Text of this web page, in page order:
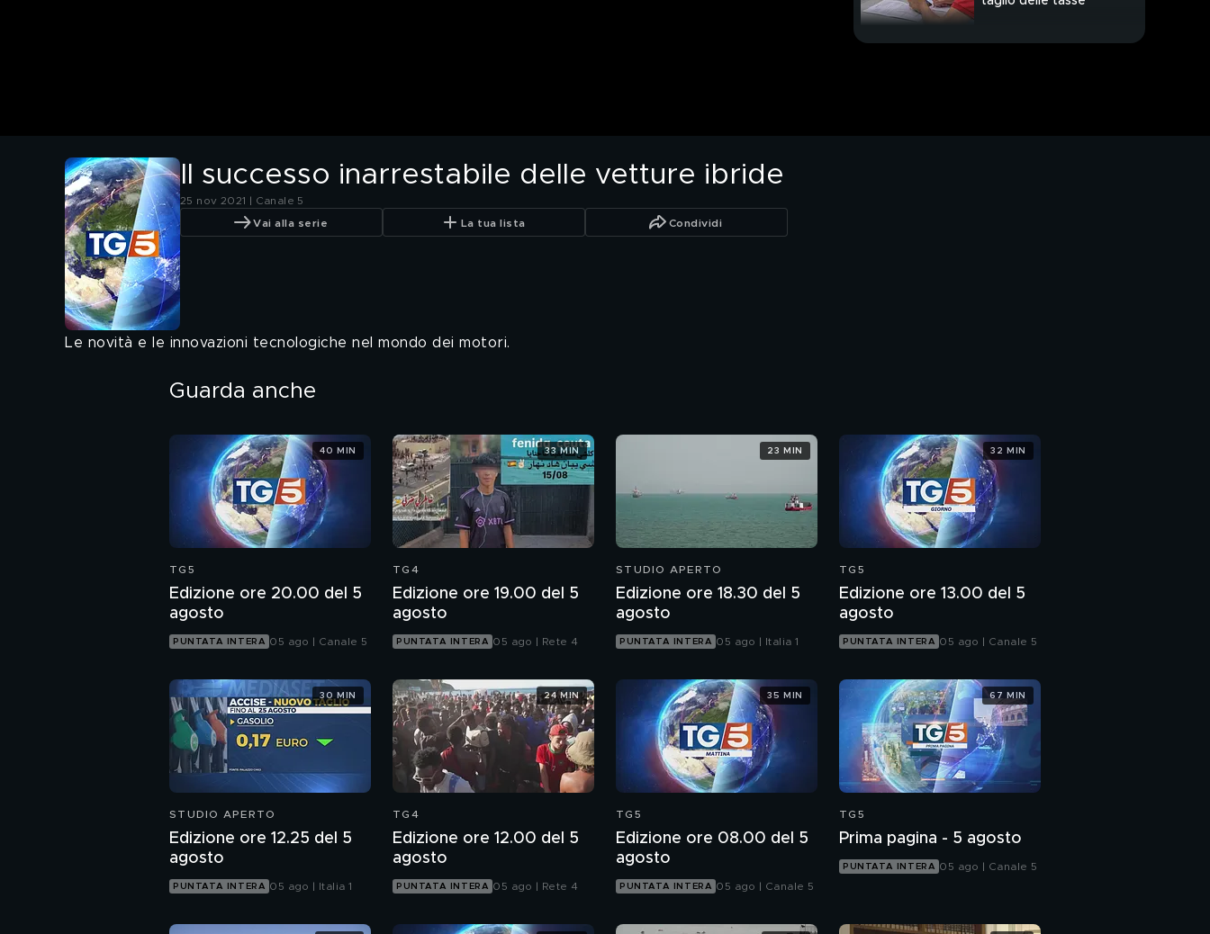
Il successo inarrestabile delle vetture ibride
25 nov 2021 | Canale 5
Vai alla serie La tua lista Condividi
Le novità e le innovazioni tecnologiche nel mondo dei motori.
Guarda anche
TG5
Edizione ore 20.00 del 5
agosto
PUNTATA INTERA 05 ago | Canale 5
40 MIN
TG4
Edizione ore 19.00 del 5
agosto
PUNTATA INTERA 05 ago | Rete 4
33 MIN
STUDIO APERTO
Edizione ore 18.30 del 5
agosto
PUNTATA INTERA 05 ago | Italia 1
23 MIN
TG5
Edizione ore 13.00 del 5
agosto
PUNTATA INTERA 05 ago | Canale 5
32 MIN
STUDIO APERTO
Edizione ore 12.25 del 5
agosto
PUNTATA INTERA 05 ago | Italia 1
30 MIN
TG4
Edizione ore 12.00 del 5
agosto
PUNTATA INTERA 05 ago | Rete 4
24 MIN
TG5
Edizione ore 08.00 del 5
agosto
PUNTATA INTERA 05 ago | Canale 5
35 MIN
TG5
Prima pagina - 5 agosto
PUNTATA INTERA 05 ago | Canale 5
67 MIN